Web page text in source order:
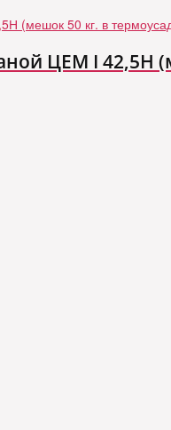
ЦЕМ I 42,5Н